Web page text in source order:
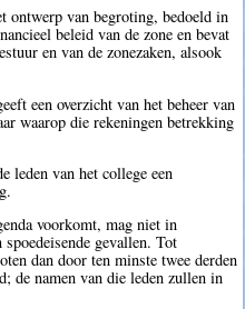
ontwerp van begroting, bedoeld in
beleid van de zone en bevat
en van de zonezaken, alsook
een overzicht van het beheer van
waarop die rekeningen betrekking
leden van het college een
voorkomt, mag niet in
gevallen. Tot
dan door ten minste twee derden
de namen van die leden zullen in